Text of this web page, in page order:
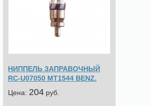
НИППЕЛЬ ЗАПРАВОЧНЫЙ
RC-U07050 MT1544 BENZ.
Цена: 204 pуб.